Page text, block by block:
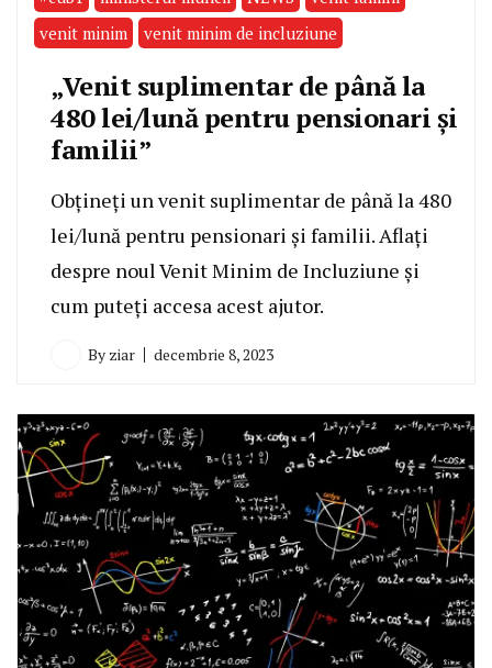
venit minim
venit minim de incluziune
„Venit suplimentar de până la
480 lei/lună pentru pensionari și
familii”
Obțineți un venit suplimentar de până la 480
lei/lună pentru pensionari și familii. Aflați
despre noul Venit Minim de Incluziune și
cum puteți accesa acest ajutor.
By ziar decembrie 8, 2023